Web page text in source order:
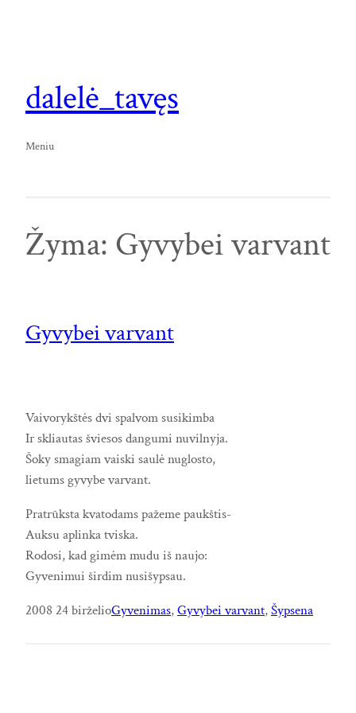
dalelė_tavęs
Meniu
Žyma: Gyvybei varvant
Gyvybei varvant
Vaivorykštės dvi spalvom susikimba
Ir skliautas šviesos dangumi nuvilnyja.
Šoky smagiam vaiski saulė nuglosto,
lietums gyvybe varvant.
Pratrūksta kvatodams pažeme paukštis-
Auksu aplinka tviska.
Rodosi, kad gimėm mudu iš naujo:
Gyvenimui širdim nusišypsau.
2008 24 birželioGyvenimas, Gyvybei varvant, Šypsena